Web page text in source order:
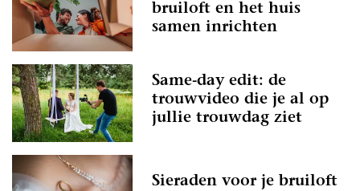
bruiloft en het huis
samen inrichten
Same-day edit: de
trouwvideo die je al op
jullie trouwdag ziet
Sieraden voor je bruiloft